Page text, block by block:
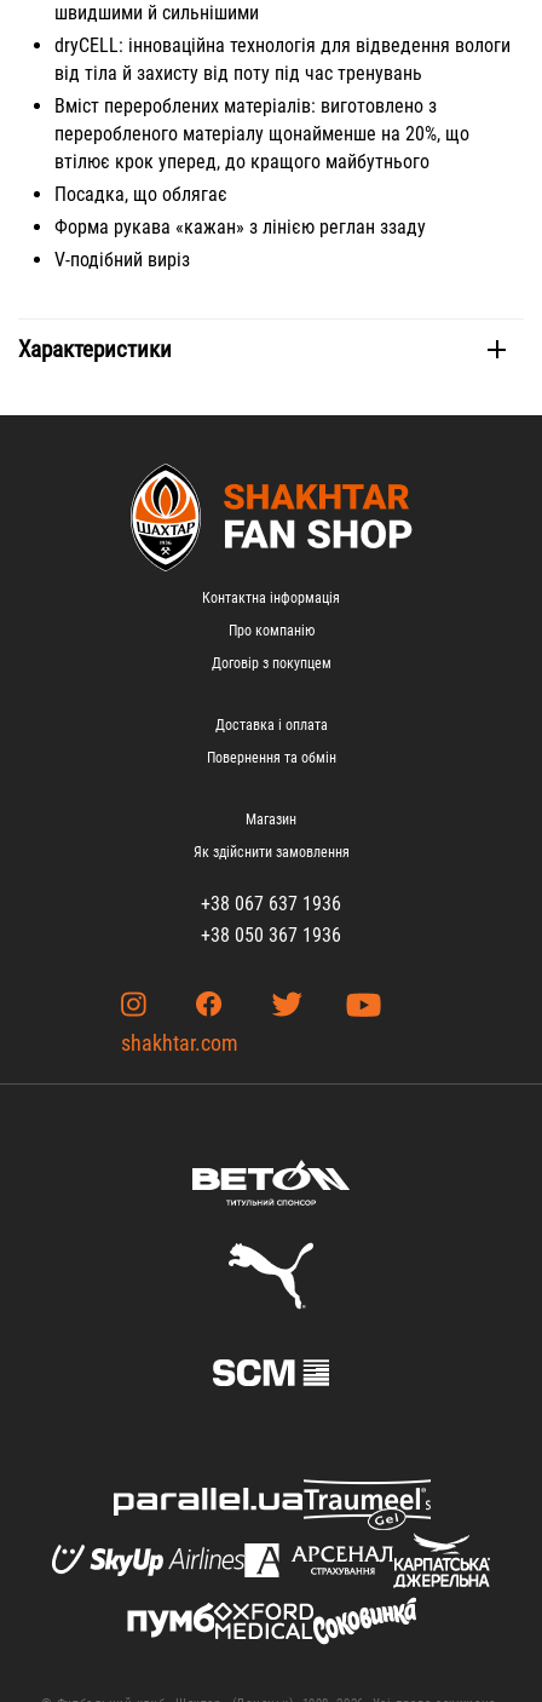
швидшими й сильнішими
dryCELL: інноваційна технологія для відведення вологи
від тіла й захисту від поту під час тренувань
Вміст перероблених матеріалів: виготовлено з
переробленого матеріалу щонайменше на 20%, що
втілює крок уперед, до кращого майбутнього
Посадка, що облягає
Форма рукава «кажан» з лінією реглан ззаду
V-подібний виріз
Характеристики
Контактна інформація
Про компанію
Договір з покупцем
Доставка і оплата
Повернення та обмін
Магазин
Як здійснити замовлення
+38 067 637 1936
+38 050 367 1936
shakhtar.com